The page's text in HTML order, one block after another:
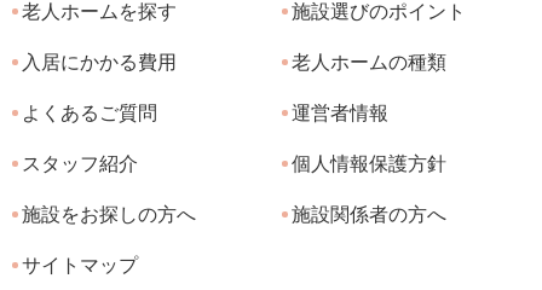
老人ホームを探す 施設選びのポイント
入居にかかる費用 老人ホームの種類
よくあるご質問 運営者情報
スタッフ紹介 個人情報保護方針
施設をお探しの方へ 施設関係者の方へ
サイトマップ